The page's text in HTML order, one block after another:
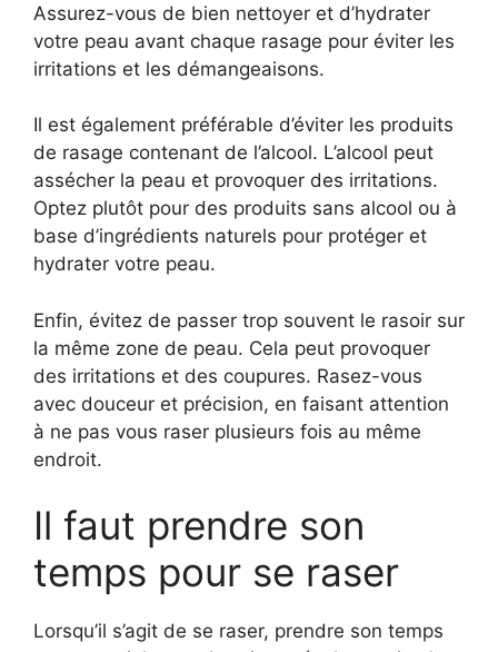
Assurez-vous de bien nettoyer et d’hydrater
votre peau avant chaque rasage pour éviter les
irritations et les démangeaisons.
Il est également préférable d’éviter les produits
de rasage contenant de l’alcool. L’alcool peut
assécher la peau et provoquer des irritations.
Optez plutôt pour des produits sans alcool ou à
base d’ingrédients naturels pour protéger et
hydrater votre peau.
Enfin, évitez de passer trop souvent le rasoir sur
la même zone de peau. Cela peut provoquer
des irritations et des coupures. Rasez-vous
avec douceur et précision, en faisant attention
à ne pas vous raser plusieurs fois au même
endroit.
Il faut prendre son
temps pour se raser
Lorsqu’il s’agit de se raser, prendre son temps